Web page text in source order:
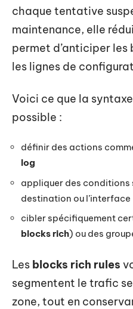
chaque tentative
maintenance, elle
permet d’anticiper les
les lignes de
Voici ce que la
possible :
définir des actions
log
appliquer des conditions
destination ou l’interface
cibler spécifiquement
blocks rich) ou des
Les blocks rich rules
segmentent le trafic
zone, tout en